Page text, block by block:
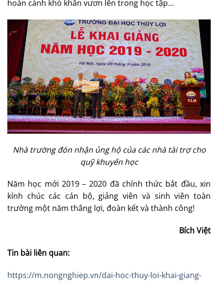
hoàn cảnh khó khăn vươn lên trong học tập…
Nhà trường đón nhận ủng hộ của các nhà tài trợ cho
quỹ khuyến học
Năm học mới 2019 – 2020 đã chính thức bắt đầu, xin
kính chúc các cán bộ, giảng viên và sinh viên toàn
trường một năm thắng lợi, đoàn kết và thành công!
Bích Việt
Tin bài liên quan:
https://m.nongnghiep.vn/dai-hoc-thuy-loi-khai-giang-